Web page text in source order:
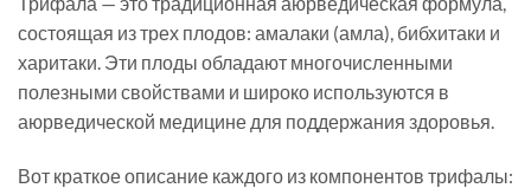
состоящая из трех плодов: амалаки (амла), бибхитаки и
харитаки. Эти плоды обладают многочисленными
полезными свойствами и широко используются в
аюрведической медицине для поддержания здоровья.
Вот краткое описание каждого из компонентов трифалы: